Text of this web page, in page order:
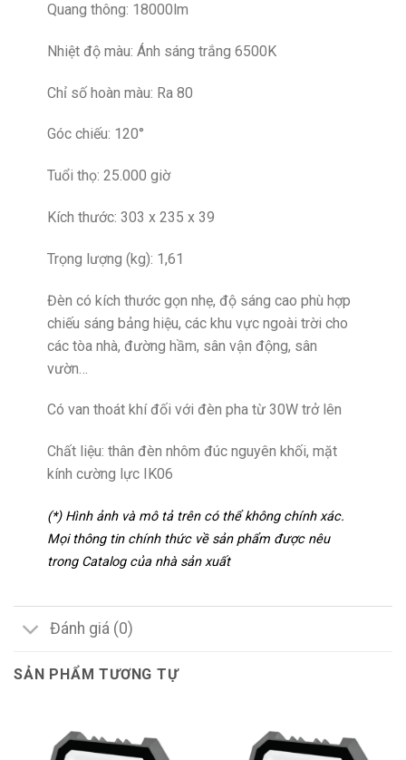
Quang thông: 18000lm
Nhiệt độ màu: Ánh sáng trắng 6500K
Chỉ số hoàn màu: Ra 80
Góc chiếu: 120°
Tuổi thọ: 25.000 giờ
Kích thước: 303 x 235 x 39
Trọng lượng (kg): 1,61
Đèn có kích thước gọn nhẹ, độ sáng cao phù hợp
chiếu sáng bảng hiệu, các khu vực ngoài trời cho
các tòa nhà, đường hầm, sân vận động, sân
vườn…
Có van thoát khí đối với đèn pha từ 30W trở lên
Chất liệu: thân đèn nhôm đúc nguyên khối, mặt
kính cường lực IK06
(*) Hình ảnh và mô tả trên có thể không chính xác.
Mọi thông tin chính thức về sản phẩm được nêu
trong Catalog của nhà sản xuất
Đánh giá (0)
SẢN PHẨM TƯƠNG TỰ